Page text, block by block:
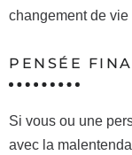
changement de vie
PENSÉE
Si vous ou une
avec la